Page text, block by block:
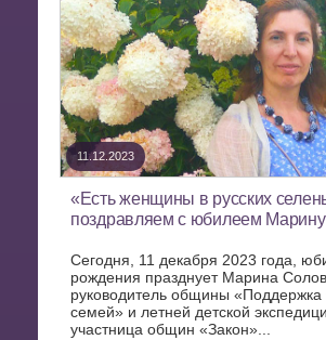
11.12.2023
«Есть женщины в русских
поздравляем с юбилеем
Сегодня, 11 декабря 2023 года,
рождения празднует Марина
руководитель общины
семей» и летней детской
участница общин «Закон»...